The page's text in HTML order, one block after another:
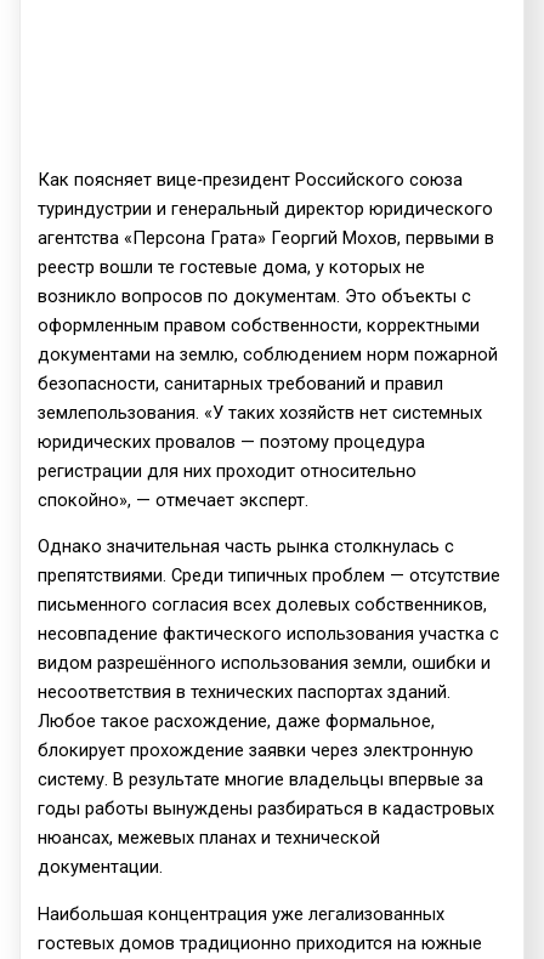
Как поясняет вице‑президент Российского союза
туриндустрии и генеральный директор юридического
агентства «Персона Грата» Георгий Мохов, первыми в
реестр вошли те гостевые дома, у которых не
возникло вопросов по документам. Это объекты с
оформленным правом собственности, корректными
документами на землю, соблюдением норм пожарной
безопасности, санитарных требований и правил
землепользования. «У таких хозяйств нет системных
юридических провалов — поэтому процедура
регистрации для них проходит относительно
спокойно», — отмечает эксперт.
Однако значительная часть рынка столкнулась с
препятствиями. Среди типичных проблем — отсутствие
письменного согласия всех долевых собственников,
несовпадение фактического использования участка с
видом разрешённого использования земли, ошибки и
несоответствия в технических паспортах зданий.
Любое такое расхождение, даже формальное,
блокирует прохождение заявки через электронную
систему. В результате многие владельцы впервые за
годы работы вынуждены разбираться в кадастровых
нюансах, межевых планах и технической
документации.
Наибольшая концентрация уже легализованных
гостевых домов традиционно приходится на южные